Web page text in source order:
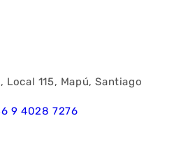
Local 115, Mapú, Santiago
9 4028 7276